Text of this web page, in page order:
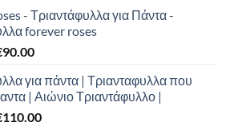
- Τριαντάφυλλα για Πάντα -
forever roses
90.00Η
τιμή
είναι:
€90.00.
για πάντα | Τριανταφυλλα που
| Αιώνιο Τριαντάφυλλο |
110.00Η